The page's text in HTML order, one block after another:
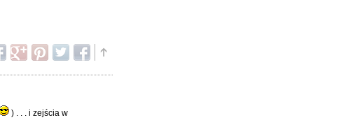
) . . . i zejścia w